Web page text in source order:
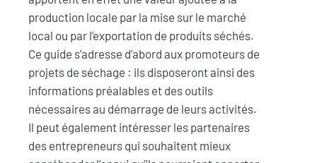
production locale par la mise sur le marché
local ou par l’exportation de produits séchés.
Ce guide s’adresse d’abord aux promoteurs de
projets de séchage : ils disposeront ainsi des
informations préalables et des outils
nécessaires au démarrage de leurs activités.
Il peut également intéresser les partenaires
des entrepreneurs qui souhaitent mieux